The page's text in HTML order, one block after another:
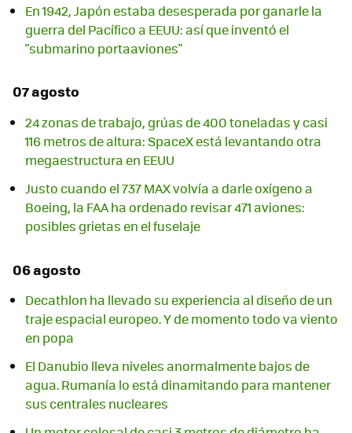
En 1942, Japón estaba desesperada por ganarle la
guerra del Pacífico a EEUU: así que inventó el
"submarino portaaviones"
07 agosto
24 zonas de trabajo, grúas de 400 toneladas y casi
116 metros de altura: SpaceX está levantando otra
megaestructura en EEUU
Justo cuando el 737 MAX volvía a darle oxígeno a
Boeing, la FAA ha ordenado revisar 471 aviones:
posibles grietas en el fuselaje
06 agosto
Decathlon ha llevado su experiencia al diseño de un
traje espacial europeo. Y de momento todo va viento
en popa
El Danubio lleva niveles anormalmente bajos de
agua. Rumanía lo está dinamitando para mantener
sus centrales nucleares